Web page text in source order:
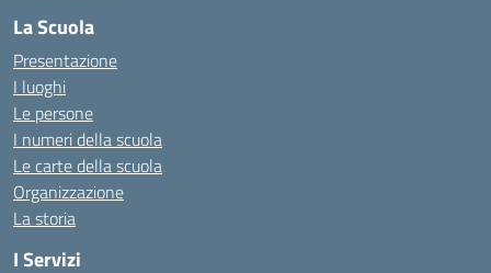
La Scuola
Presentazione
I luoghi
Le persone
I numeri della scuola
Le carte della scuola
Organizzazione
La storia
I Servizi